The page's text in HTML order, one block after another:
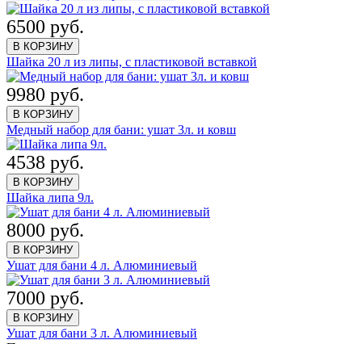
6500 руб.
В КОРЗИНУ
Шайка 20 л из липы, с пластиковой вставкой
9980 руб.
В КОРЗИНУ
Медный набор для бани: ушат 3л. и ковш
4538 руб.
В КОРЗИНУ
Шайка липа 9л.
8000 руб.
В КОРЗИНУ
Ушат для бани 4 л. Алюминиевый
7000 руб.
В КОРЗИНУ
Ушат для бани 3 л. Алюминиевый